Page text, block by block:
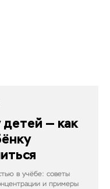
детей — как
в учёбе: советы
и примеры